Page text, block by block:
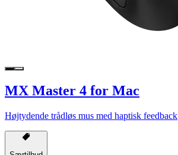
MX Master 4 for Mac
Højtydende trådløs mus med haptisk feedback